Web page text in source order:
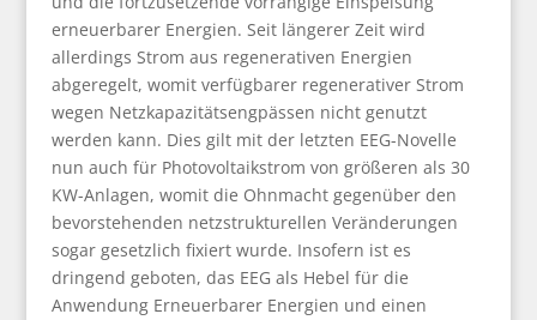
erneuerbarer Energien. Seit längerer Zeit wird
allerdings Strom aus regenerativen Energien
abgeregelt, womit verfügbarer regenerativer Strom
wegen Netzkapazitätsengpässen nicht genutzt
werden kann. Dies gilt mit der letzten EEG-Novelle
nun auch für Photovoltaikstrom von größeren als 30
KW-Anlagen, womit die Ohnmacht gegenüber den
bevorstehenden netzstrukturellen Veränderungen
sogar gesetzlich fixiert wurde. Insofern ist es
dringend geboten, das EEG als Hebel für die
Anwendung Erneuerbarer Energien und einen